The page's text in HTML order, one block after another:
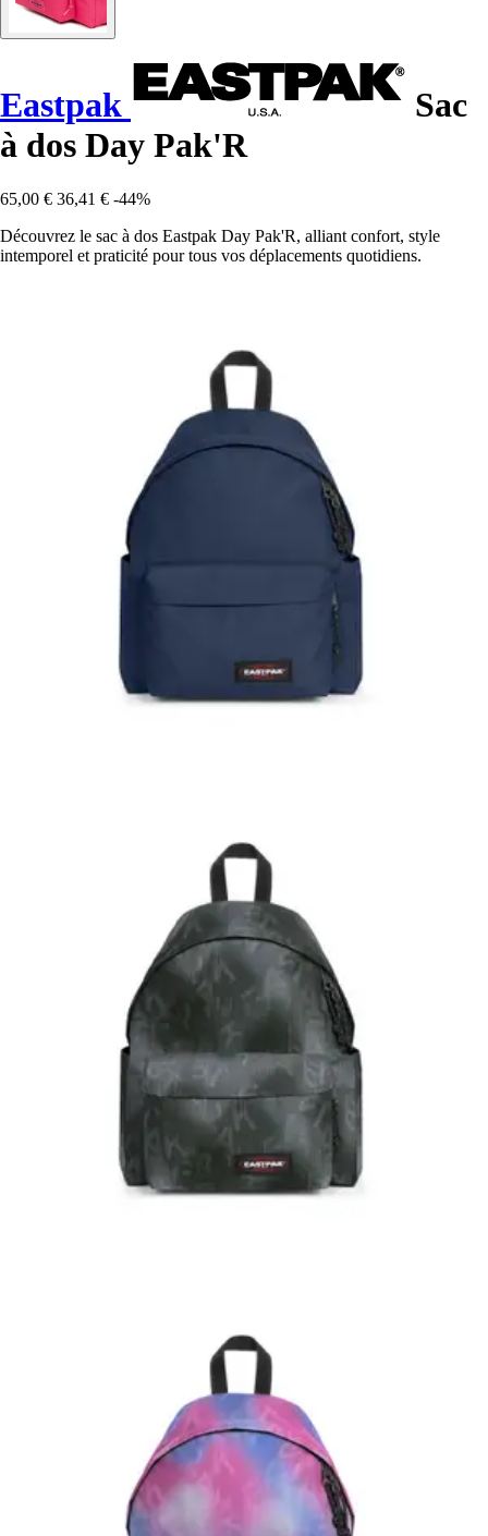
Eastpak
Sac
à dos Day Pak'R
65,00 € 36,41 € -44%
Découvrez le sac à dos Eastpak Day Pak'R, alliant confort, style
intemporel et praticité pour tous vos déplacements quotidiens.